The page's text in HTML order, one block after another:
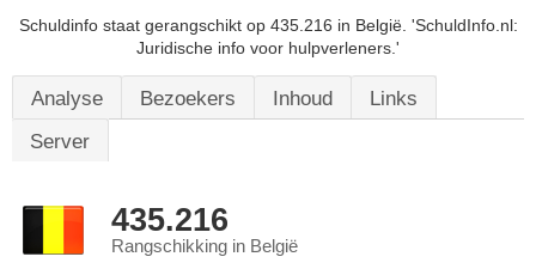
Schuldinfo staat gerangschikt op 435.216 in België. 'SchuldInfo.nl:
Juridische info voor hulpverleners.'
Analyse Bezoekers Inhoud
Links
Server
435.216
Rangschikking in België